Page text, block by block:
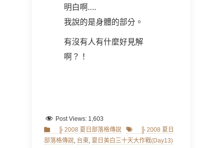
明白啊….
我說的是身體的部分。
有沒有人有什麼好見解
啊？！
Post Views: 1,603
Categories
╠ 2008 夏日部落格傳說 Tags ╠ 2008 夏日
部落格傳說, 台東, 夏日美白三十天大作戰(Day13)